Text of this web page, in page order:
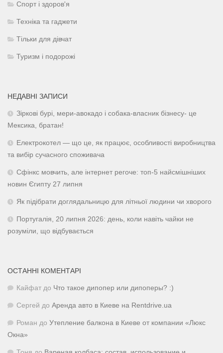
Спорт і здоров'я
Техніка та гаджети
Тільки для дівчат
Туризм і подорожі
НЕДАВНІ ЗАПИСИ
Зіркові бурі, мери-авокадо і собака-власник бізнесу- це
Мексика, братан!
Електрокотел — що це, як працює, особливості виробництва
та вибір сучасного споживача
Сфінкс мовчить, але інтернет регоче: топ-5 найсмішніших
новин Єгипту 27 липня
Як підібрати доглядальницю для літньої людини чи хворого
Португалія, 20 липня 2026: день, коли навіть чайки не
розуміли, що відбувається
ОСТАННІ КОМЕНТАРІ
Кайфат до Что такое дипопер или дипоперы? :)
Сергей до Аренда авто в Киеве на Rentdrive.ua
Роман до Утепление балкона в Киеве от компании «Люкс
Окна»